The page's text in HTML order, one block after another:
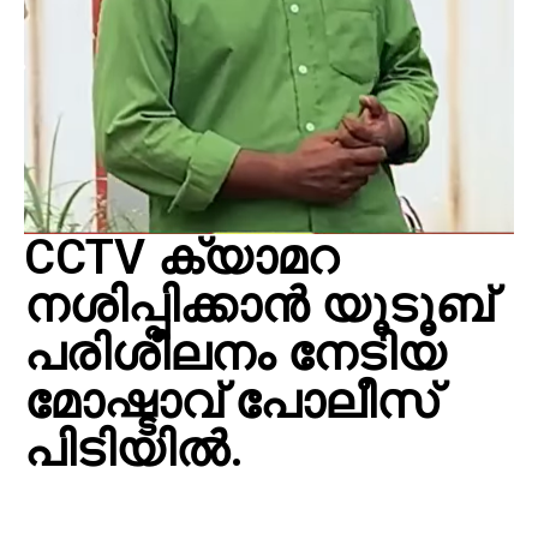
CCTV ക്യാമറ
നശിപ്പിക്കാൻ യൂടൂബ്
പരിശീലനം നേടിയ
മോഷ്ടാവ് പോലീസ്
പിടിയിൽ.